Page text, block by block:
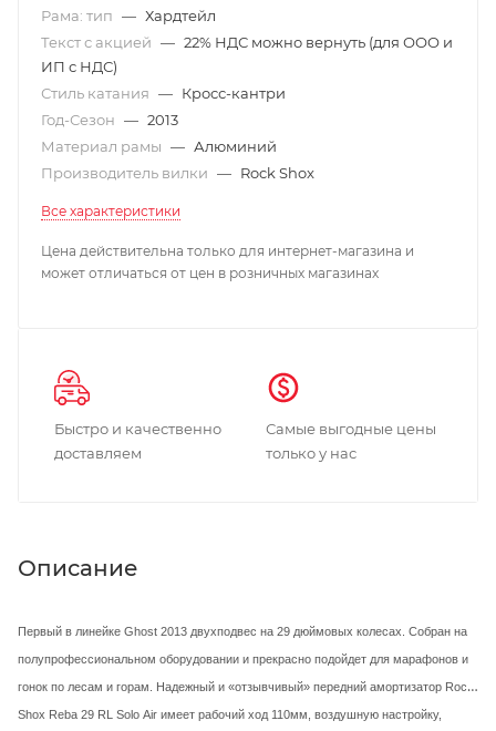
Рама: тип — Хардтейл
Текст с акцией — 22% НДС можно вернуть (для ООО и
ИП с НДС)
Стиль катания — Кросс-кантри
Год-Сезон — 2013
Материал рамы — Алюминий
Производитель вилки — Rock Shox
Все характеристики
Цена действительна только для интернет-магазина и
может отличаться от цен в розничных магазинах
Быстро и качественно
доставляем
Самые выгодные цены
только у нас
Описание
Первый в линейке Ghost 2013 двухподвес на 29 дюймовых колесах. Собран на
полупрофессиональном оборудовании и прекрасно подойдет для марафонов и
гонок по лесам и горам. Надежный и «отзывчивый» передний амортизатор Rock
Shox Reba 29 RL Solo Air имеет рабочий ход 110мм, воздушную настройку,